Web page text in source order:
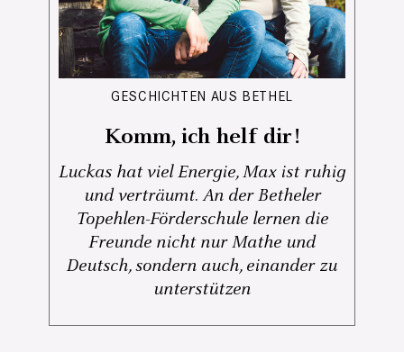
GESCHICHTEN AUS BETHEL
Komm, ich helf dir!
Luckas hat viel Energie, Max ist ruhig
und verträumt. An der Betheler
Topehlen-Förderschule lernen die
Freunde nicht nur Mathe und
Deutsch, sondern auch, einander zu
unterstützen